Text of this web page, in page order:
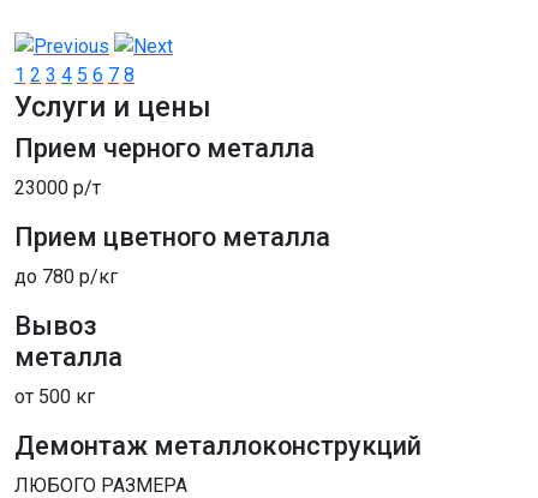
1 2 3 4 5 6 7 8
Услуги и цены
Прием черного металла
23000 р/т
Прием цветного металла
до 780 р/кг
Вывоз
металла
от 500 кг
Демонтаж металлоконструкций
ЛЮБОГО РАЗМЕРА